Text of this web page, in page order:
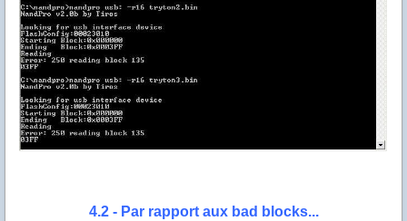
4.2 - Par rapport aux bad blocks...